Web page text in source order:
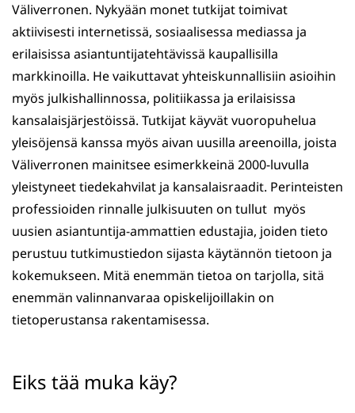
Väliverronen. Nykyään monet tutkijat toimivat
aktiivisesti internetissä, sosiaalisessa mediassa ja
erilaisissa asiantuntijatehtävissä kaupallisilla
markkinoilla. He vaikuttavat yhteiskunnallisiin asioihin
myös julkishallinnossa, politiikassa ja erilaisissa
kansalaisjärjestöissä. Tutkijat käyvät vuoropuhelua
yleisöjensä kanssa myös aivan uusilla areenoilla, joista
Väliverronen mainitsee esimerkkeinä 2000-luvulla
yleistyneet tiedekahvilat ja kansalaisraadit. Perinteisten
professioiden rinnalle julkisuuten on tullut myös
uusien asiantuntija-ammattien edustajia, joiden tieto
perustuu tutkimustiedon sijasta käytännön tietoon ja
kokemukseen. Mitä enemmän tietoa on tarjolla, sitä
enemmän valinnanvaraa opiskelijoillakin on
tietoperustansa rakentamisessa.
Eiks tää muka käy?